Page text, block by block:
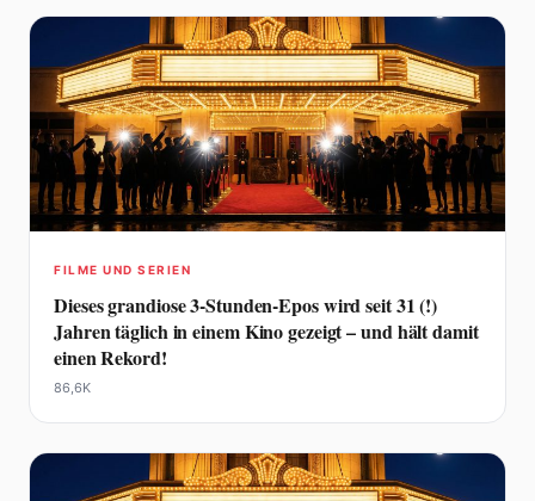
FILME UND SERIEN
Dieses grandiose 3-Stunden-Epos wird seit 31 (!)
Jahren täglich in einem Kino gezeigt – und hält damit
einen Rekord!
86,6K